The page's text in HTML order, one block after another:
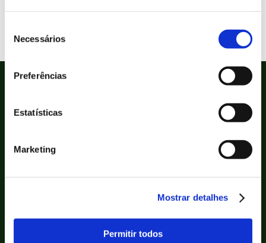
Necessários
Preferências
Estatísticas
Marketing
Mostrar detalhes
Permitir todos
unidades…
Bolachas